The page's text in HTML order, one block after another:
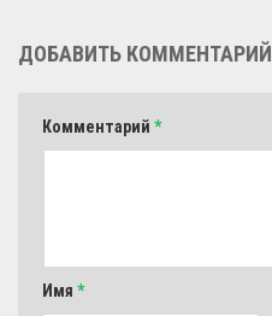
ДОБАВИТЬ КОММЕНТАРИЙ
Комментарий *
Имя *